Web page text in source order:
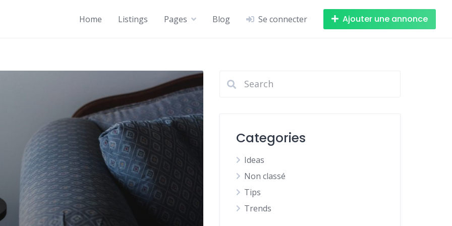
Home Listings Pages Blog Se connecter Ajouter une annonce
Categories
Ideas
Non classé
Tips
Trends